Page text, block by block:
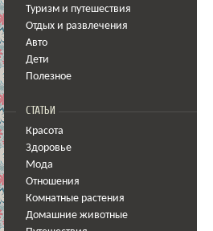
Туризм и путешествия
Отдых и развлечения
Авто
Дети
Полезное
СТАТЬИ
Красота
Здоровье
Мода
Отношения
Комнатные растения
Домашние животные